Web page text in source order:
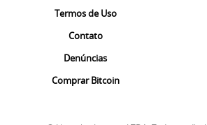
Termos de Uso
Contato
Denúncias
Comprar Bitcoin